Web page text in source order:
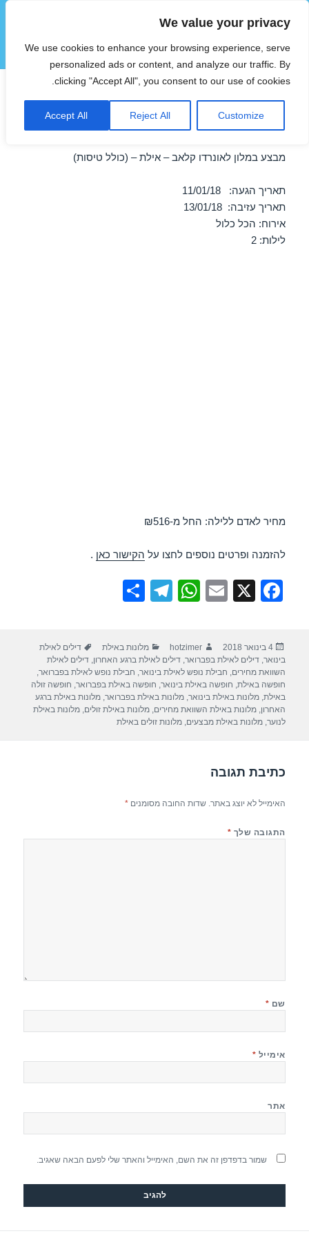
We value your privacy
We use cookies to enhance your browsing experience, serve
personalized ads or content, and analyze our traffic. By
clicking "Accept All", you consent to our use of cookies.
Customize
Reject All
Accept All
הוטצימר
תפריטים
ווידג'טים
חופשה במלון לאונרדו קלאב –
אילת 11/01/2018
מבצע במלון לאונרדו קלאב – אילת – (כולל טיסות)
תאריך הגעה: 11/01/18
תאריך עזיבה: 13/01/18
אירוח: הכל כלול
לילות: 2
מחיר לאדם ללילה: החל מ-₪516
להזמנה ופרטים נוספים לחצו על הקישור כאן .
F
e
b
o
o
X
E
W
s
A
p
p
T
gr
a
m
e
פורסם
בתאריך
4 בינואר 2018 מחבר
hotzimer קטגוריות
מלונות באילת תגיות
דילים לאילת
בינואר,דילים לאילת בפברואר,דילים לאילת ברגע האחרון,דילים לאילת
השוואת מחירים, חבילת נופש לאילת בינואר, חבילת נופש לאילת בפברואר,
חופשה באילת, חופשה באילת בינואר, חופשה באילת בפברואר, חופשה זולה
באילת,מלונות באילת בינואר,מלונות באילת בפברואר,מלונות באילת ברגע
האחרון,מלונות באילת השוואת מחירים,מלונות באילת זולים,מלונות באילת
לנוער,מלונות באילת מבצעים,מלונות זולים באילת
כתיבת תגובה
האימייל לא יוצג באתר. שדות החובה מסומנים*
התגובה שלך *
שם *
אימייל *
אתר
שמור בדפדפן זה את השם, האימייל והאתר שלי לפעם הבאה שאגיב.